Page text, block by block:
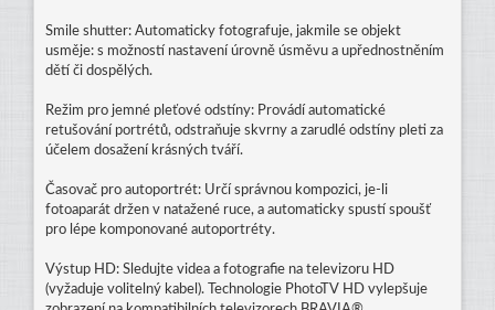
Smile shutter: Automaticky fotografuje, jakmile se objekt
usměje: s možností nastavení úrovně úsměvu a upřednostněním
dětí či dospělých.
Režim pro jemné pleťové odstíny: Provádí automatické
retušování portrétů, odstraňuje skvrny a zarudlé odstíny pleti za
účelem dosažení krásných tváří.
Časovač pro autoportrét: Určí správnou kompozici, je-li
fotoaparát držen v natažené ruce, a automaticky spustí spoušť
pro lépe komponované autoportréty.
Výstup HD: Sledujte videa a fotografie na televizoru HD
(vyžaduje volitelný kabel). Technologie PhotoTV HD vylepšuje